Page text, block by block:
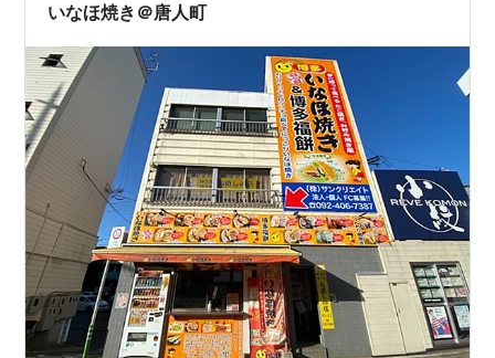
いなほ焼き＠唐人町